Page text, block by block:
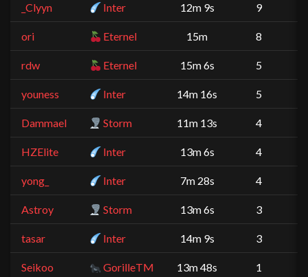
_Clyyn Inter 12m 9s 9
ori Eternel 15m 8
rdw Eternel 15m 6s 5
youness Inter 14m 16s 5
Dammael Storm 11m 13s 4
HZElite Inter 13m 6s 4
yong_ Inter 7m 28s 4
Astroy Storm 13m 6s 3
tasar Inter 14m 9s 3
Seikoo GorilleTM 13m 48s 1